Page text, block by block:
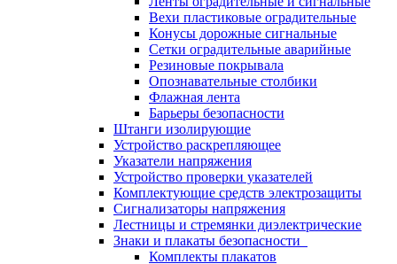
Вехи пластиковые оградительные
Конусы дорожные сигнальные
Сетки оградительные аварийные
Резиновые покрывала
Опознавательные столбики
Флажная лента
Барьеры безопасности
Штанги изолирующие
Устройство раскрепляющее
Указатели напряжения
Устройство проверки указателей
Комплектующие средств электрозащиты
Сигнализаторы напряжения
Лестницы и стремянки диэлектрические
Знаки и плакаты безопасности
Комплекты плакатов